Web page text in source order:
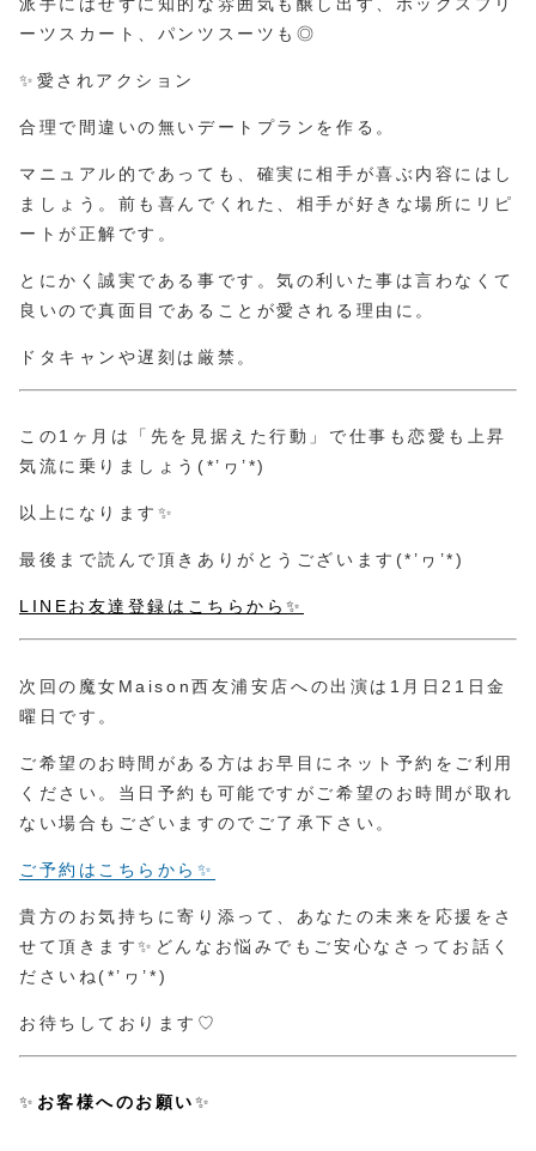
派手にはせずに知的な雰囲気も醸し出す、ボックスプリ
ーツスカート、パンツスーツも◎
✨愛されアクション
合理で間違いの無いデートプランを作る。
マニュアル的であっても、確実に相手が喜ぶ内容にはし
ましょう。前も喜んでくれた、相手が好きな場所にリピ
ートが正解です。
とにかく誠実である事です。気の利いた事は言わなくて
良いので真面目であることが愛される理由に。
ドタキャンや遅刻は厳禁。
この1ヶ月は「先を見据えた行動」で仕事も恋愛も上昇
気流に乗りましょう(*’ヮ’*)
以上になります✨
最後まで読んで頂きありがとうございます(*’ヮ’*)
LINEお友達登録はこちらから✨
次回の魔女Maison西友浦安店への出演は1月日21日金
曜日です。
ご希望のお時間がある方はお早目にネット予約をご利用
ください。当日予約も可能ですがご希望のお時間が取れ
ない場合もございますのでご了承下さい。
ご予約はこちらから✨
貴方のお気持ちに寄り添って、あなたの未来を応援をさ
せて頂きます✨どんなお悩みでもご安心なさってお話く
ださいね(*’ヮ’*)
お待ちしております♡
✨ お客様へのお願い✨